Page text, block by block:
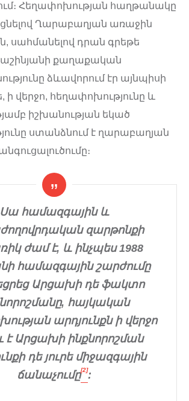
Հեղափոխության հաղթանակը
Ղարաբաղյան առաջին
սահմանելով դրան գրեթե
քաղաքական
ձևավորում էր այնպիսի
վերջո, հեղափոխությունը և
իշխանության եկած
ստանձնում է ղարաբաղյան
Սա համազգային և
զարթոնքի
ժամ է, և ինչպես 1988
համազգային շարժումը
Արցախի դե ֆակտո
հայկական
արդյունքն ի վերջո
է Արցախի ինքնորոշման
դե յուրե միջազգային
ճանաչումը[2]: